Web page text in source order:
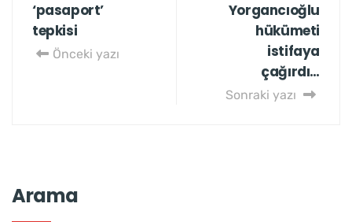
‘pasaport’
tepkisi
Önceki yazı
Yorgancıoğlu
hükümeti
istifaya
çağırdı…
Sonraki yazı
Arama